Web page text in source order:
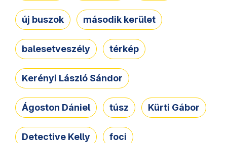
új buszok második kerület
balesetveszély térkép
Kerényi László Sándor
Ágoston Dániel túsz Kürti Gábor
Detective Kelly foci